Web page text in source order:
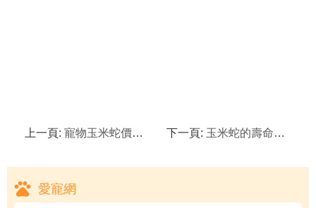
上一頁: 寵物玉米蛇價格是多少？ 下一頁: 玉米蛇的壽命有多長？
愛寵網